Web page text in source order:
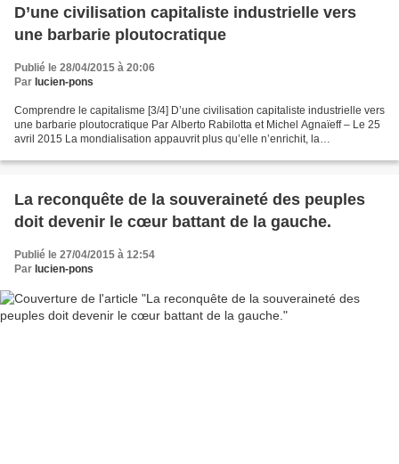
D’une civilisation capitaliste industrielle vers
une barbarie ploutocratique
Publié le 28/04/2015 à 20:06
Par lucien-pons
Comprendre le capitalisme [3/4] D’une civilisation capitaliste industrielle vers
une barbarie ploutocratique Par Alberto Rabilotta et Michel Agnaïeff – Le 25
avril 2015 La mondialisation appauvrit plus qu’elle n’enrichit, la
La reconquête de la souveraineté des peuples
doit devenir le cœur battant de la gauche.
Publié le 27/04/2015 à 12:54
Par lucien-pons